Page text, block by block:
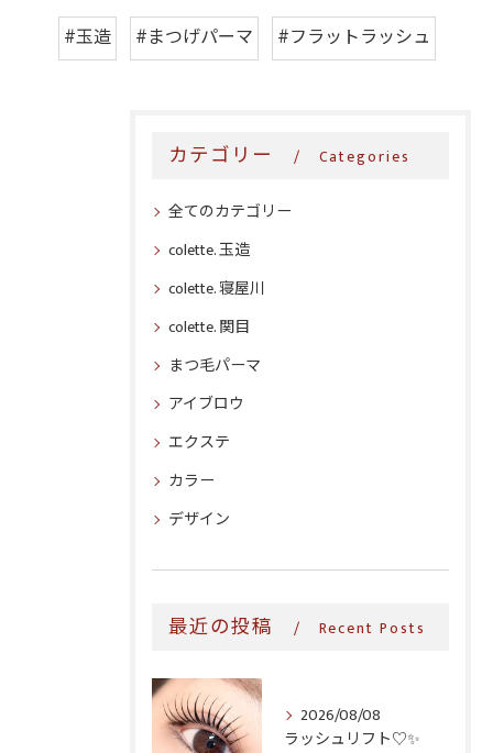
#玉造 #まつげパーマ #フラットラッシュ
カテゴリー Categories
全てのカテゴリー
colette. 玉造
colette. 寝屋川
colette. 関目
まつ毛パーマ
アイブロウ
エクステ
カラー
デザイン
最近の投稿 Recent Posts
2026/08/08
ラッシュリフト♡✨